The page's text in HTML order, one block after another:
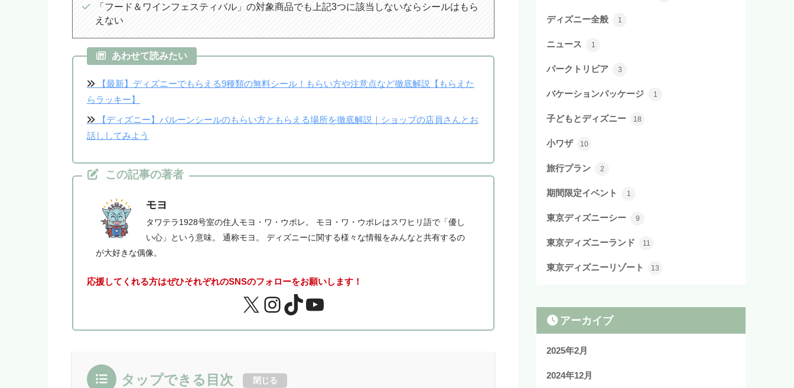
「フード＆ワインフェスティバル」の対象商品でも上記3つに該当しないならシールはもら
えない
あわせて読みたい
【最新】ディズニーでもらえる9種類の無料シール！もらい方や注意点など徹底解説【もらえた
らラッキー】
【ディズニー】バルーンシールのもらい方ともらえる場所を徹底解説｜ショップの店員さんとお
話ししてみよう
この記事の著者
モヨ
タワテラ1928号室の住人モヨ・ワ・ウポレ。 モヨ・ワ・ウポレはスワヒリ語で「優し
い心」という意味。 通称モヨ。 ディズニーに関する様々な情報をみんなと共有するの
が大好きな偶像。
応援してくれる方はぜひそれぞれのSNSのフォローをお願いします！
タップできる目次 閉じる
ディズニー全般 1
ニュース 1
パークトリビア 3
バケーションパッケージ 1
子どもとディズニー 18
小ワザ 10
旅行プラン 2
期間限定イベント 1
東京ディズニーシー 9
東京ディズニーランド 11
東京ディズニーリゾート 13
アーカイブ
2025年2月
2024年12月